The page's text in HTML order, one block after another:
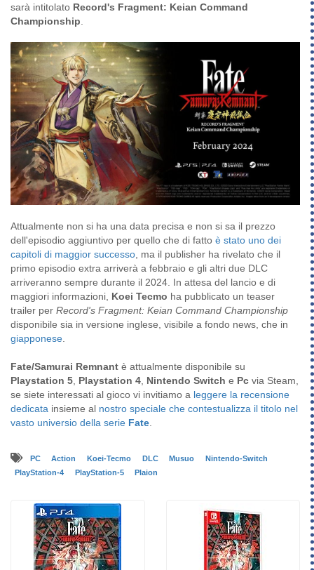
sarà intitolato Record's Fragment: Keian Command
Championship.
Attualmente non si ha una data precisa e non si sa il prezzo
dell'episodio aggiuntivo per quello che di fatto è stato uno dei
capitoli di maggior successo, ma il publisher ha rivelato che il
primo episodio extra arriverà a febbraio e gli altri due DLC
arriveranno sempre durante il 2024. In attesa del lancio e di
maggiori informazioni, Koei Tecmo ha pubblicato un teaser
trailer per Record's Fragment: Keian Command Championship
disponibile sia in versione inglese, visibile a fondo news, che in
giapponese.
Fate/Samurai Remnant è attualmente disponibile su
Playstation 5, Playstation 4, Nintendo Switch e Pc via Steam,
se siete interessati al gioco vi invitiamo a leggere la recensione
dedicata insieme al nostro speciale che contestualizza il titolo nel
vasto universio della serie Fate.
PC Action Koei-Tecmo DLC Musuo
Nintendo-Switch
PlayStation-4
PlayStation-5 Plaion